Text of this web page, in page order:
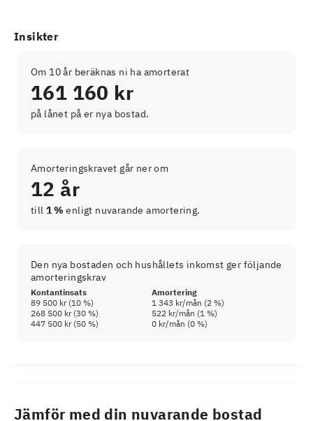
Insikter
Om 10 år beräknas ni ha amorterat
161 160 kr
på lånet på er nya bostad.
Amorteringskravet går ner om
12 år
till 1 % enligt nuvarande amortering.
Den nya bostaden och hushållets inkomst ger följande
amorteringskrav
Kontantinsats
Amortering
89 500 kr(10 %) 1 343 kr/mån (2 %)
268 500 kr(30 %) 522 kr/mån (1 %)
447 500 kr(50 %) 0 kr/mån (0 %)
Jämför med din nuvarande bostad